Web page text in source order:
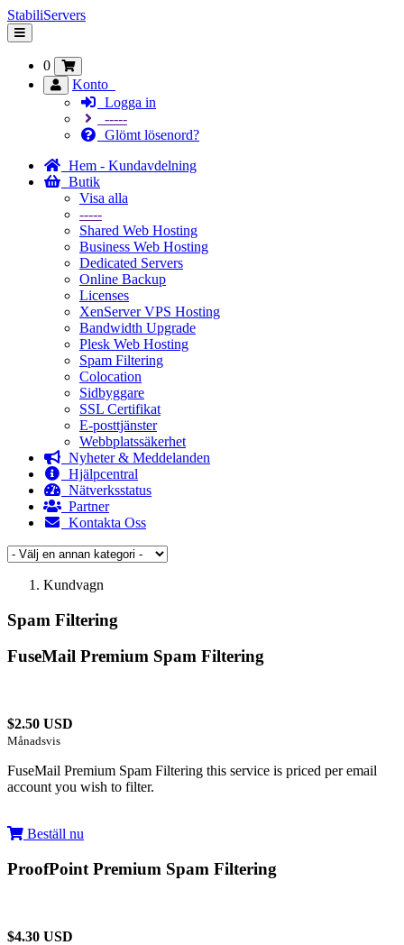
StabiliServers
Växla
navigering
0
Konto
Logga in
-----
Glömt lösenord?
Hem - Kundavdelning
Butik
Visa alla
-----
Shared Web Hosting
Business Web Hosting
Dedicated Servers
Online Backup
Licenses
XenServer VPS Hosting
Bandwidth Upgrade
Plesk Web Hosting
Spam Filtering
Colocation
Sidbyggare
SSL Certifikat
E-posttjänster
Webbplatssäkerhet
Nyheter & Meddelanden
Hjälpcentral
Nätverksstatus
Partner
Kontakta Oss
Kundvagn
Spam Filtering
FuseMail Premium Spam Filtering
$2.50 USD
Månadsvis
FuseMail Premium Spam Filtering this service is priced per email
account you wish to filter.
Beställ nu
ProofPoint Premium Spam Filtering
$4.30 USD